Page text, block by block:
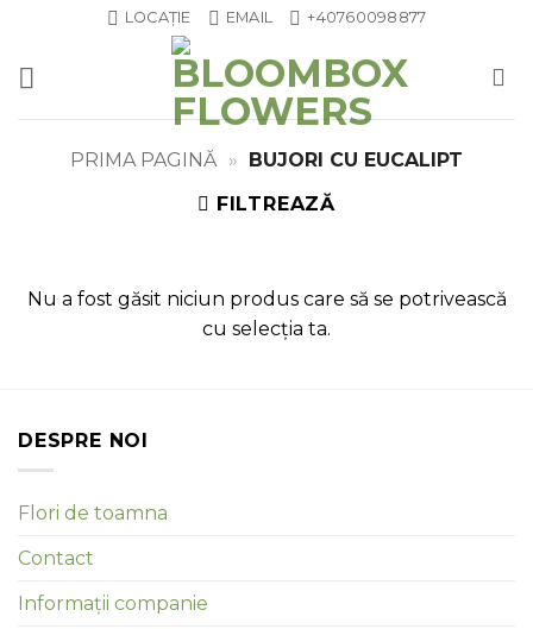
content
LOCAȚIE EMAIL +40760098877
PRIMA PAGINĂ » BUJORI CU EUCALIPT
FILTREAZĂ
Nu a fost găsit niciun produs care să se potrivească
cu selecția ta.
DESPRE NOI
Flori de toamna
Contact
Informații companie